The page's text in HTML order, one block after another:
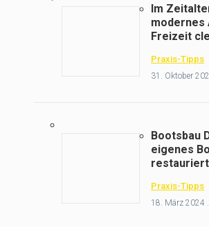
Im
modernes
Freizeit
Praxis-Tipps
31. Oktober
Bootsbau
eigenes
restauriert
Praxis-Tipps
18. März 2024